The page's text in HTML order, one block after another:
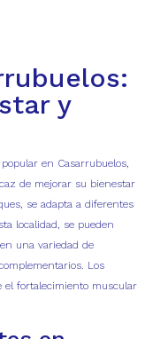
y
en Casarrubuelos,
de mejorar su bienestar
se adapta a diferentes
localidad, se pueden
una variedad de
Los
el fortalecimiento muscular